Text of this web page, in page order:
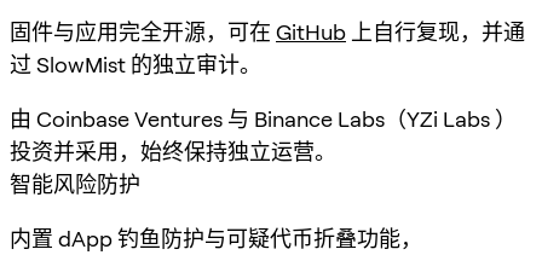
固件与应用完全开源，可在 GitHub 上自行复现，并通
过 SlowMist 的独立审计。
由 Coinbase Ventures 与 Binance Labs（YZi Labs ）
投资并采用，始终保持独立运营。
智能风险防护
内置 dApp 钓鱼防护与可疑代币折叠功能，